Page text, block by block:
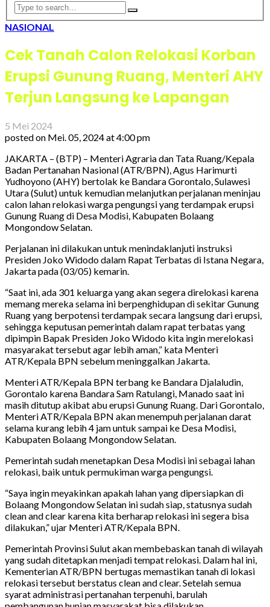
NASIONAL
Cek Tanah Calon Relokasi Korban
Erupsi Gunung Ruang, Menteri AHY
Terjun Langsung ke Lapangan
5 Mei 2024
posted on Mei. 05, 2024 at 4:00 pm
JAKARTA – (BTP) – Menteri Agraria dan Tata Ruang/Kepala
Badan Pertanahan Nasional (ATR/BPN), Agus Harimurti
Yudhoyono (AHY) bertolak ke Bandara Gorontalo, Sulawesi
Utara (Sulut) untuk kemudian melanjutkan perjalanan meninjau
calon lahan relokasi warga pengungsi yang terdampak erupsi
Gunung Ruang di Desa Modisi, Kabupaten Bolaang
Mongondow Selatan.
Perjalanan ini dilakukan untuk menindaklanjuti instruksi
Presiden Joko Widodo dalam Rapat Terbatas di Istana Negara,
Jakarta pada (03/05) kemarin.
“Saat ini, ada 301 keluarga yang akan segera direlokasi karena
memang mereka selama ini berpenghidupan di sekitar Gunung
Ruang yang berpotensi terdampak secara langsung dari erupsi,
sehingga keputusan pemerintah dalam rapat terbatas yang
dipimpin Bapak Presiden Joko Widodo kita ingin merelokasi
masyarakat tersebut agar lebih aman,” kata Menteri
ATR/Kepala BPN sebelum meninggalkan Jakarta.
Menteri ATR/Kepala BPN terbang ke Bandara Djalaludin,
Gorontalo karena Bandara Sam Ratulangi, Manado saat ini
masih ditutup akibat abu erupsi Gunung Ruang. Dari Gorontalo,
Menteri ATR/Kepala BPN akan menempuh perjalanan darat
selama kurang lebih 4 jam untuk sampai ke Desa Modisi,
Kabupaten Bolaang Mongondow Selatan.
Pemerintah sudah menetapkan Desa Modisi ini sebagai lahan
relokasi, baik untuk permukiman warga pengungsi.
“Saya ingin meyakinkan apakah lahan yang dipersiapkan di
Bolaang Mongondow Selatan ini sudah siap, statusnya sudah
clean and clear karena kita berharap relokasi ini segera bisa
dilakukan,” ujar Menteri ATR/Kepala BPN.
Pemerintah Provinsi Sulut akan membebaskan tanah di wilayah
yang sudah ditetapkan menjadi tempat relokasi. Dalam hal ini,
Kementerian ATR/BPN bertugas memastikan tanah di lokasi
relokasi tersebut berstatus clean and clear. Setelah semua
syarat administrasi pertanahan terpenuhi, barulah